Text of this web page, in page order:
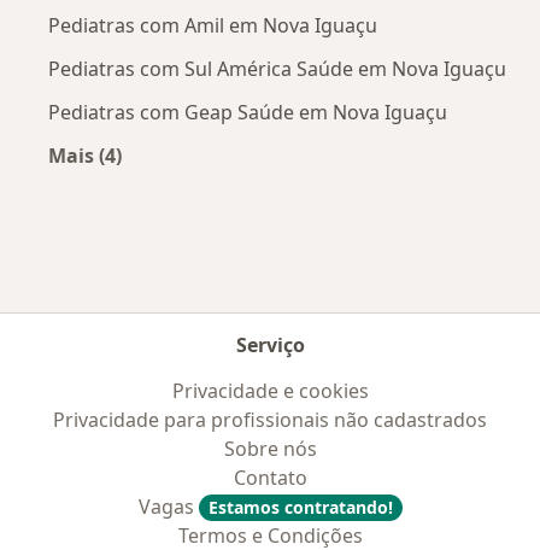
Pediatras com Amil em Nova Iguaçu
Pediatras com Sul América Saúde em Nova Iguaçu
Pediatras com Geap Saúde em Nova Iguaçu
Mais (4)
Serviço
Privacidade e cookies
Privacidade para profissionais não cadastrados
Sobre nós
Contato
Vagas
Estamos contratando!
Termos e Condições